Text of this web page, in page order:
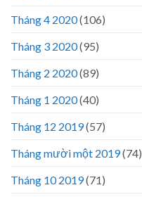
Tháng 4 2020(106)
Tháng 3 2020(95)
Tháng 2 2020(89)
Tháng 1 2020(40)
Tháng 12 2019(57)
Tháng mười một 2019(74)
Tháng 10 2019(71)